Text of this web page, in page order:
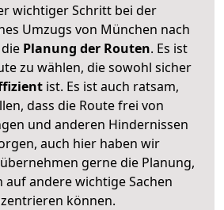
wichtiger Schritt bei der
Umzugs von München nach
Planung der Routen. Es ist
zu wählen, die sowohl sicher
ist. Es ist auch ratsam,
dass die Route frei von
und anderen Hindernissen
auch hier haben wir
gerne die Planung,
auf andere wichtige Sachen
können.